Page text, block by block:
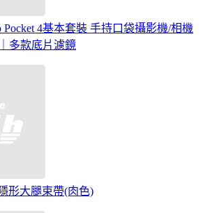
Pocket 4基本套裝 手持口袋攝影機/相機
多款底片濾鏡
形大腿束帶(肉色)